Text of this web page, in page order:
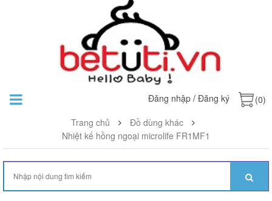
Đăng nhập / Đăng ký
(0)
Trang chủ
Đồ dùng khác
Nhiệt kế hồng ngoại microlife FR1MF1